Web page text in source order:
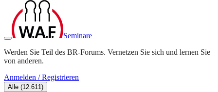
Seminare
Werden Sie Teil des BR-Forums. Vernetzen Sie sich und lernen Sie
von anderen.
Anmelden / Registrieren
Alle (12.611)